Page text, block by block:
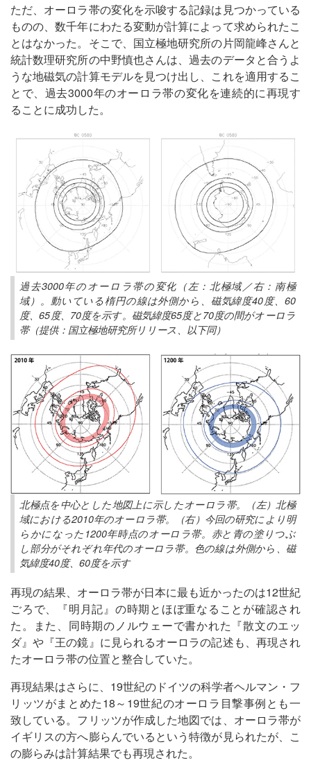
ただ、オーロラ帯の変化を示唆する記録は見つかっている
ものの、数千年にわたる変動が計算によって求められたこ
とはなかった。そこで、国立極地研究所の片岡龍峰さんと
統計数理研究所の中野慎也さんは、過去のデータと合うよ
うな地磁気の計算モデルを見つけ出し、これを適用するこ
とで、過去3000年のオーロラ帯の変化を連続的に再現す
ることに成功した。
過去3000年のオーロラ帯の変化（左：北極域／右：南極
域）。動いている楕円の線は外側から、磁気緯度40度、60
度、65度、70度を示す。磁気緯度65度と70度の間がオーロラ
帯（提供：国立極地研究所リリース、以下同）
北極点を中心とした地図上に示したオーロラ帯。（左）北極
域における2010年のオーロラ帯。（右）今回の研究により明
らかになった1200年時点のオーロラ帯。赤と青の塗りつぶ
し部分がそれぞれ年代のオーロラ帯。色の線は外側から、磁
気緯度40度、60度を示す
再現の結果、オーロラ帯が日本に最も近かったのは12世紀
ごろで、『明月記』の時期とほぼ重なることが確認され
た。また、同時期のノルウェーで書かれた『散文のエッ
ダ』や『王の鏡』に見られるオーロラの記述も、再現され
たオーロラ帯の位置と整合していた。
再現結果はさらに、19世紀のドイツの科学者ヘルマン・フ
リッツがまとめた18～19世紀のオーロラ目撃事例とも一
致している。フリッツが作成した地図では、オーロラ帯が
イギリスの方へ膨らんでいるという特徴が見られたが、こ
の膨らみは計算結果でも再現された。